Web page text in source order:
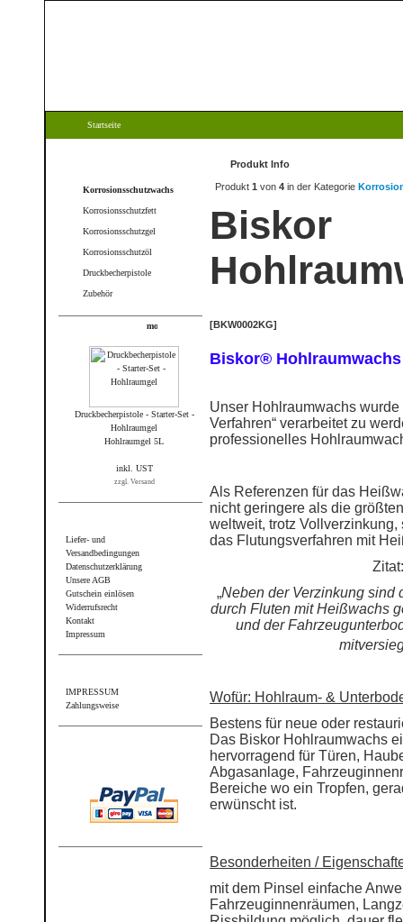
Startseite
Korrosionsschutzwachs
Korrosionsschutzfett
Korrosionsschutzgel
Korrosionsschutzöl
Druckbecherpistole
Zubehör
Druckbecherpistole - Starter-Set -
Hohlraumgel
Hohlraumgel 5L
inkl. UST
zzgl. Versand
Liefer- und
Versandbedingungen
Datenschutzerklärung
Unsere AGB
Gutschein einlösen
Widerrufsrecht
Kontakt
Impressum
IMPRESSUM
Zahlungsweise
Produkt Info
Produkt 1 von 4 in der Kategorie
Biskor
[BKW0002KG]
Biskor®
Unser Hohlraumwachs wurde
Verfahren“ verarbeitet zu
professionelles
Als Referenzen für das
nicht geringere als die
weltweit, trotz
das Flutungsverfahren mit
Zitat:
„Neben der Verzinkung sind
durch Fluten mit Heißwachs
und der
Wofür: Hohlraum- &
Bestens für neue oder
Das Biskor Hohlraumwachs
hervorragend für Türen,
Abgasanlage,
Bereiche wo ein Tropfen,
erwünscht ist.
Besonderheiten /
mit dem Pinsel einfache
Fahrzeuginnenräumen,